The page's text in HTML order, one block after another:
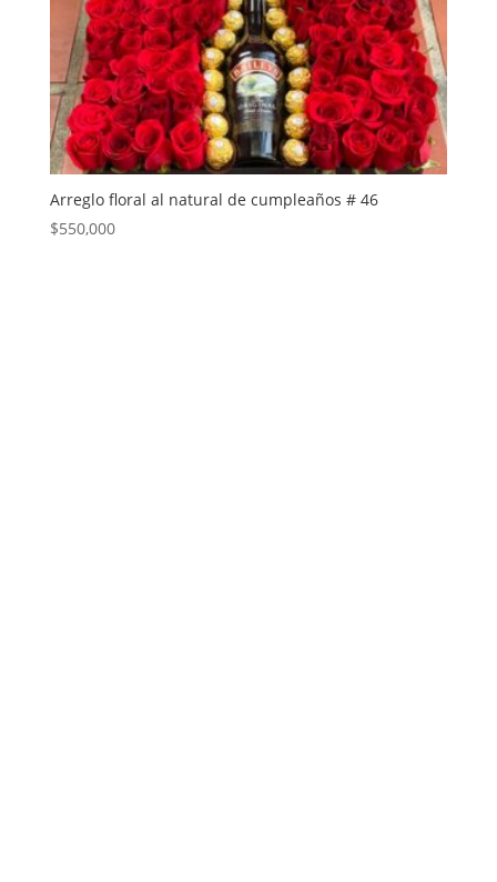
Arreglo floral al natural de cumpleaños # 46
$550,000